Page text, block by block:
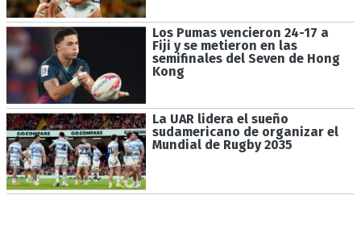
Los Pumas vencieron 24-17 a
Fiji y se metieron en las
semifinales del Seven de Hong
Kong
La UAR lidera el sueño
sudamericano de organizar el
Mundial de Rugby 2035